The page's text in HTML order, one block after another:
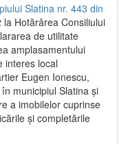
Slatina nr. 443 din
Hotărârea Consiliului
de utilitate
amplasamentului
interes local
Eugen Ionescu,
municipiul Slatina şi
a imobilelor cuprinse
şi completările